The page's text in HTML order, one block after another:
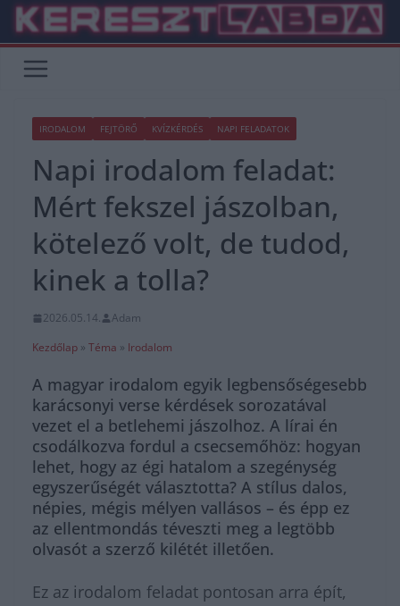
Skip
content
IRODALOM FEJTÖRŐ KVÍZKÉRDÉS NAPI FELADATOK
Napi irodalom feladat:
Mért fekszel jászolban,
kötelező volt, de tudod,
kinek a tolla?
2026.05.14.
Adam
Kezdőlap » Téma » Irodalom
A magyar irodalom egyik legbensőségesebb
karácsonyi verse kérdések sorozatával
vezet el a betlehemi jászolhoz. A lírai én
csodálkozva fordul a csecsemőhöz: hogyan
lehet, hogy az égi hatalom a szegénység
egyszerűségét választotta? A stílus dalos,
népies, mégis mélyen vallásos – és épp ez
az ellentmondás téveszti meg a legtöbb
olvasót a szerző kilétét illetően.
Ez az irodalom feladat pontosan arra épít,